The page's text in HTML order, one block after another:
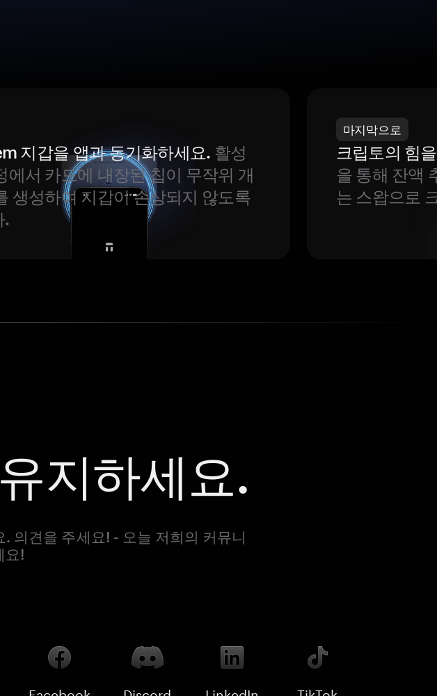
지갑을 앱과 동기화하세요. 활성
에서 카드에 내장된 칩이 무작위 개
생성하여 지갑이 손상되지 않도록
.
마지막으로
크립토의 힘
을 통해 잔액
는 스왑으로
지하세요.
의견을 주세요! - 오늘 저희의 커뮤니
요!